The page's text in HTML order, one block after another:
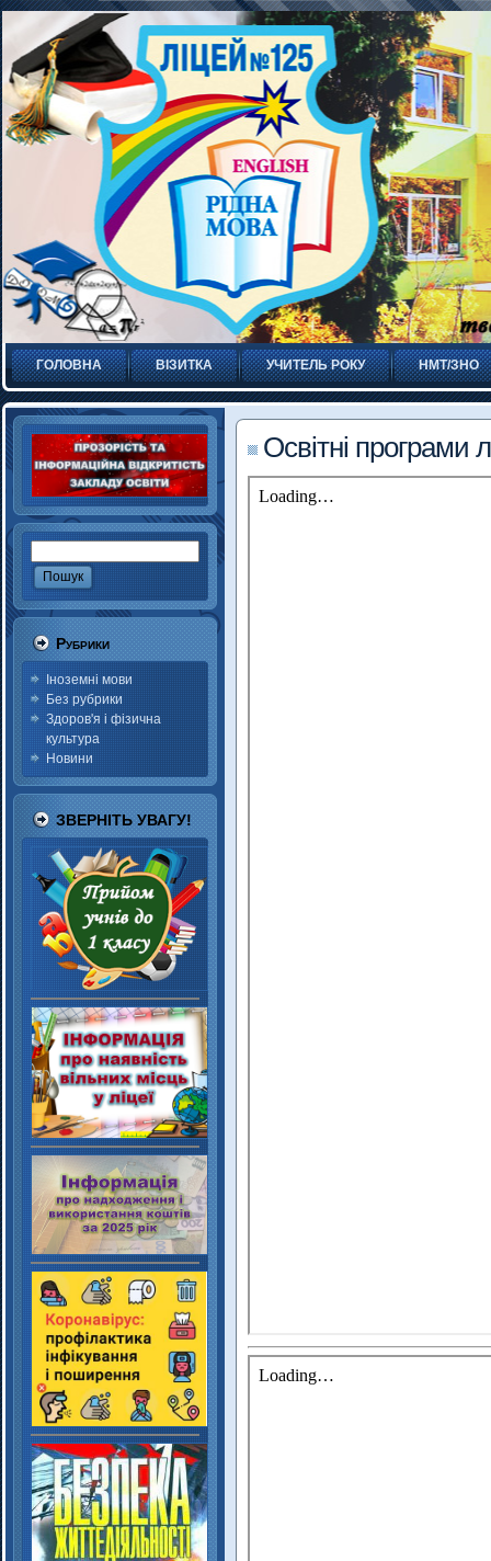
ГОЛОВНА ВІЗИТКА УЧИТЕЛЬ РОКУ НМТ/ЗНО
Рубрики
Іноземні мови
Без рубрики
Здоров'я і фізична
культура
Новини
ЗВЕРНІТЬ УВАГУ!
Освітні програми